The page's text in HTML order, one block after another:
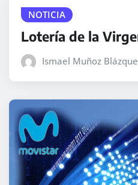
NOTICIA
Lotería de la
Ismael Muñoz